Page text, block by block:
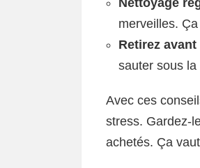
Nettoyage
merveilles.
Retirez
sauter sous la
Avec ces
stress. Gardez-
achetés. Ça